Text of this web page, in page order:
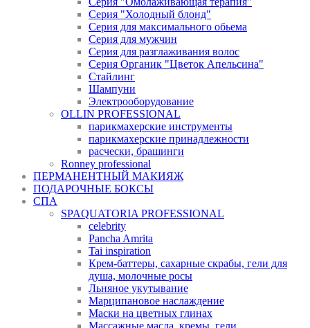
Серия "Холодный блонд"
Серия для максимального обьема
Серия для мужчин
Серия для разглаживания волос
Серия Органик "Цветок Апельсина"
Стайлинг
Шампуни
Электрооборудование
OLLIN PROFESSIONAL
парикмахерские инструменты
парикмахерские принадлежности
расчески, брашинги
Ronney professional
ПЕРМАНЕНТНЫЙ МАКИЯЖ
ПОДАРОЧНЫЕ БОКСЫ
СПА
SPAQUATORIA PROFESSIONAL
celebrity
Pancha Amrita
Tai inspiration
Крем-баттеры, сахарные скрабы, гели для
душа, молочные росы
Льняное укутывание
Марципановое наслаждение
Маски на цветных глинах
Массажные масла, кремы, гели